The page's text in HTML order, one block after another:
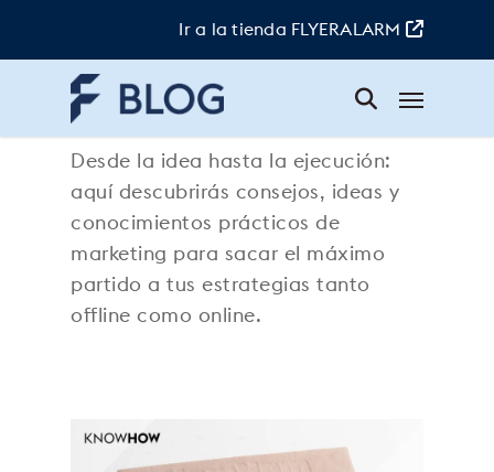
Ir a la tienda FLYERALARM
Know-how
Desde la idea hasta la ejecución:
aquí descubrirás consejos, ideas y
conocimientos prácticos de
marketing para sacar el máximo
partido a tus estrategias tanto
offline como online.